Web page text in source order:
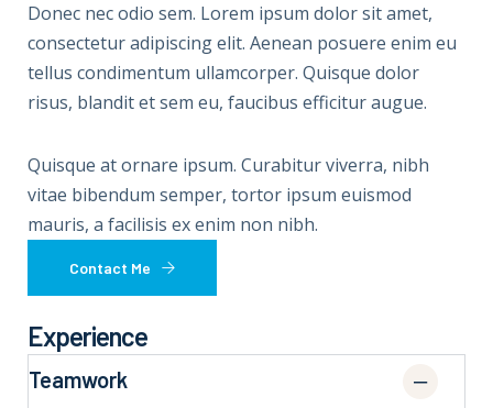
Donec nec odio sem. Lorem ipsum dolor sit amet,
consectetur adipiscing elit. Aenean posuere enim eu
tellus condimentum ullamcorper. Quisque dolor
risus, blandit et sem eu, faucibus efficitur augue.
Quisque at ornare ipsum. Curabitur viverra, nibh
vitae bibendum semper, tortor ipsum euismod
mauris, a facilisis ex enim non nibh.
Contact Me
Experience
Teamwork